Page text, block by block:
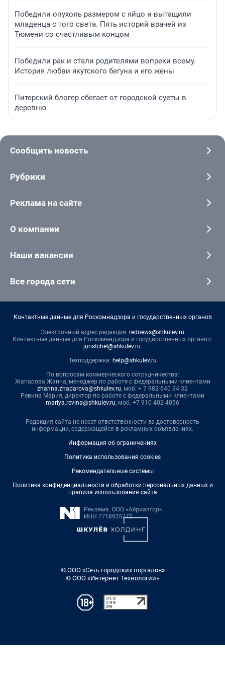
Победили опухоль размером с яйцо и вытащили
младенца с того света. Пять историй врачей из
Тюмени со счастливым концом
Победили рак и стали родителями вопреки всему.
История любви якутского бегуна и его жены
Питерский блогер сбегает от городской суеты в
деревню
Сообщить новость
Рубрики
Реклама на сайте
О компании
Наши вакансии
Все города сети
Контактные данные для Роскомнадзора и государственных органов
Электронный адрес редакции: rednews@shkulev.ru
Контактные данные для Роскомнадзора и государственных органов:
juristchel@shkulev.ru.
Техподдержка: help@shkulev.ru
По вопросам коммерческого сотрудничества:
Жапарова Жанна, менеджер по работе с федеральными клиентами
zhanna.zhaparova@shkulev.ru, моб. + 7 982 640 34 32
Ревина Мария, директор по работе с федеральными клиентами
mariya.revina@shkulev.ru, моб. +7 910 402 4056
Редакция сайта не несет ответственности за достоверность
информации, содержащейся в рекламных объявлениях.
Информация об ограничениях
Политика использования cookies
Рекомендательные системы
Политика конфиденциальности и обработки персональных данных и
правила использования сайта
© ООО «Сеть городских порталов»
© ООО «Интернет Технологии»